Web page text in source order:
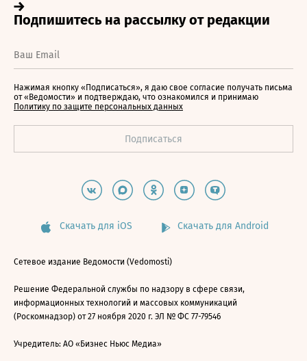
Нажимая кнопку «Подписаться», я даю свое согласие получать письма
от «Ведомости» и подтверждаю, что ознакомился и принимаю
Политику по защите персональных данных
Скачать для iOS Скачать для Android
Сетевое издание Ведомости (Vedomosti)
Решение Федеральной службы по надзору в сфере связи,
информационных технологий и массовых коммуникаций
(Роскомнадзор) от 27 ноября 2020 г. ЭЛ № ФС 77-79546
Учредитель: АО «Бизнес Ньюс Медиа»